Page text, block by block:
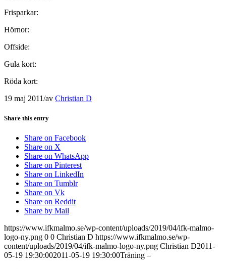
Frisparkar:
Hörnor:
Offside:
Gula kort:
Röda kort:
19 maj 2011/av Christian D
Share this entry
Share on Facebook
Share on X
Share on WhatsApp
Share on Pinterest
Share on LinkedIn
Share on Tumblr
Share on Vk
Share on Reddit
Share by Mail
https://www.ifkmalmo.se/wp-content/uploads/2019/04/ifk-malmo-
logo-ny.png 0 0 Christian D https://www.ifkmalmo.se/wp-
content/uploads/2019/04/ifk-malmo-logo-ny.png Christian D2011-
05-19 19:30:002011-05-19 19:30:00Träning –